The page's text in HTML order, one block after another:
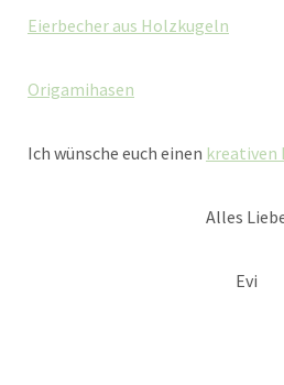
Eierbecher aus Holzkugeln
Origamihasen
Ich wünsche euch einen kreativen
Alles
Evi